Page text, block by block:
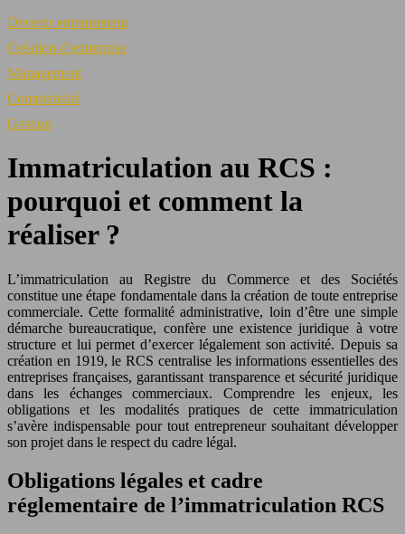
Devenir entrepreneur
Création d’entreprise
Management
Comptabilité
Gestion
Immatriculation au RCS :
pourquoi et comment la
réaliser ?
L’immatriculation au Registre du Commerce et des Sociétés
constitue une étape fondamentale dans la création de toute entreprise
commerciale. Cette formalité administrative, loin d’être une simple
démarche bureaucratique, confère une existence juridique à votre
structure et lui permet d’exercer légalement son activité. Depuis sa
création en 1919, le RCS centralise les informations essentielles des
entreprises françaises, garantissant transparence et sécurité juridique
dans les échanges commerciaux. Comprendre les enjeux, les
obligations et les modalités pratiques de cette immatriculation
s’avère indispensable pour tout entrepreneur souhaitant développer
son projet dans le respect du cadre légal.
Obligations légales et cadre
réglementaire de l’immatriculation RCS